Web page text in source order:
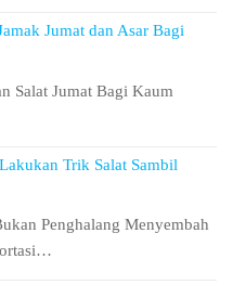
Jumat dan Asar Bagi
Salat Jumat Bagi Kaum
Trik Salat Sambil
Penghalang Menyembah